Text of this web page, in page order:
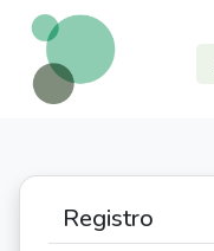
Registro